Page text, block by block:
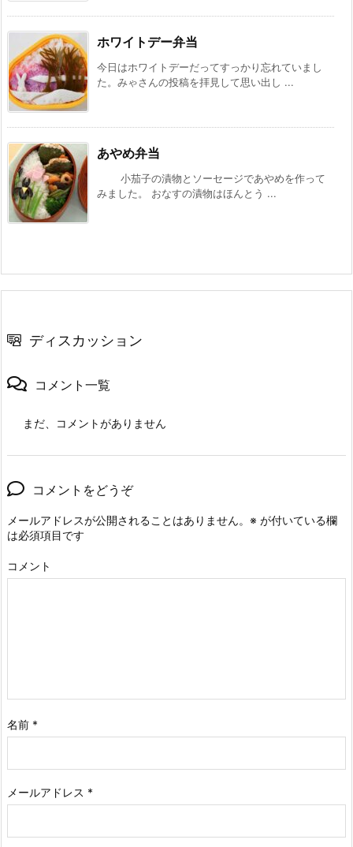
ホワイトデー弁当
今日はホワイトデーだってすっかり忘れていまし
た。みゃさんの投稿を拝見して思い出し ...
あやめ弁当
小茄子の漬物とソーセージであやめを作って
みました。 おなすの漬物はほんとう ...
ディスカッション
コメント一覧
まだ、コメントがありません
コメントをどうぞ
メールアドレスが公開されることはありません。 ※ が付いている欄
は必須項目です
コメント
名前 *
メールアドレス *